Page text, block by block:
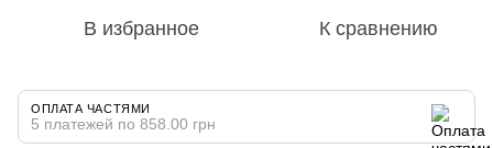
В избранное К сравнению
ОПЛАТА ЧАСТЯМИ
5 платежей по 858.00 грн